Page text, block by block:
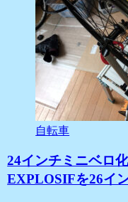
自転車
24インチミニベロ
EXPLOSIFを26イ